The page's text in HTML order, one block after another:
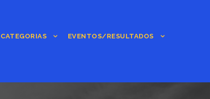
CATEGORIAS EVENTOS/RESULTADOS